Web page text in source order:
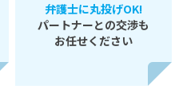
弁護士に丸投げOK!
パートナーとの交渉も
お任せください